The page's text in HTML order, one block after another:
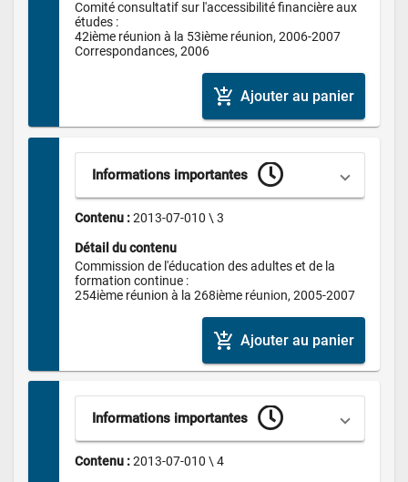
Comité consultatif sur l'accessibilité financière aux
études :
42ième réunion à la 53ième réunion, 2006-2007
Correspondances, 2006
add_shopping_cart Ajouter au panier
Informations importantes
Contenu : 2013-07-010 \ 3
Détail du contenu
Commission de l'éducation des adultes et de la
formation continue :
254ième réunion à la 268ième réunion, 2005-2007
add_shopping_cart Ajouter au panier
Informations importantes
Contenu : 2013-07-010 \ 4